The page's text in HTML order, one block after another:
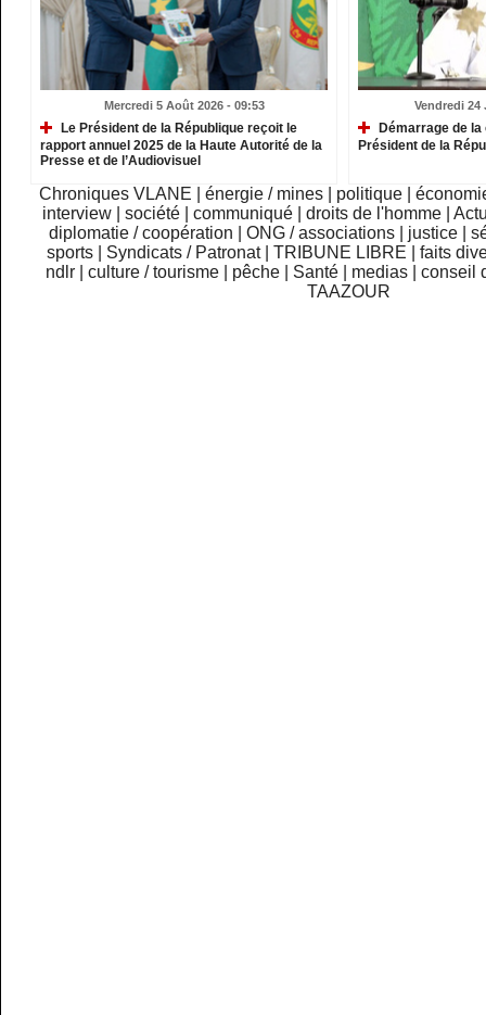
Mercredi 5 Août 2026 - 09:53
Le Président de la République reçoit le
rapport annuel 2025 de la Haute Autorité de la
Presse et de l’Audiovisuel
Vendredi 24
Démarrage de
Président de la
Chroniques VLANE énergie / mines politique
interview
|société |communiqué |droits de l'homme |
diplomatie / coopération
ONG / associations justice
sports
Syndicats / Patronat TRIBUNE LIBRE
faits
ndlr
|culture / tourisme pêche Santé medias |conseil
TAAZOUR